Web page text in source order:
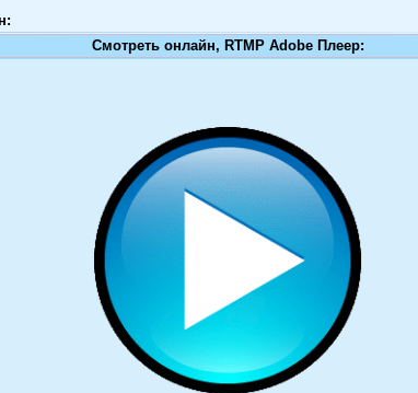
Смотреть онлайн, RTMP Adobe Плеер: